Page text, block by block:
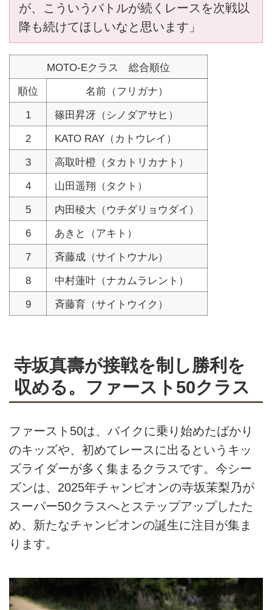
が、こういうバトルが続くレースを次戦以
降も続けてほしいなと思います」
MOTO-Eクラス 総合順位
順位
名前（フリガナ）
1
篠田昇冴（シノダアサヒ）
2
KATO RAY（カトウレイ）
3
高取叶橙（タカトリカナト）
4
山田遥翔（タクト）
5
内田稜大（ウチダリョウダイ）
6
あきと（アキト）
7
斉藤成（サイトウナル）
8
中村蓮叶（ナカムラレント）
9
斉藤育（サイトウイク）
寺坂真壽が接戦を制し勝利を
収める。ファースト50クラス
ファースト50は、バイクに乗り始めたばかり
のキッズや、初めてレースに出るというキッ
ズライダーが多く集まるクラスです。今シー
ズンは、2025年チャンピオンの寺坂茉梨乃が
スーパー50クラスへとステップアップしたた
め、新たなチャンピオンの誕生に注目が集ま
ります。